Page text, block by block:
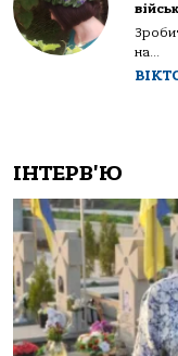
на...
ІНТЕРВ'Ю